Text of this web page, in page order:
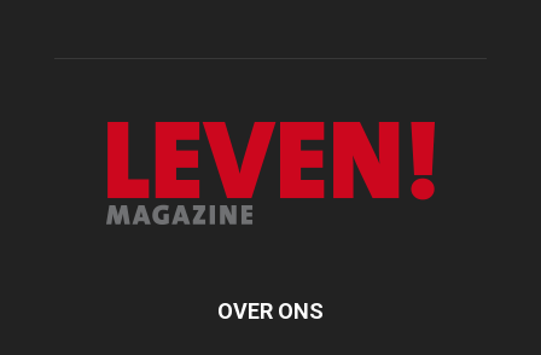
OVER ONS